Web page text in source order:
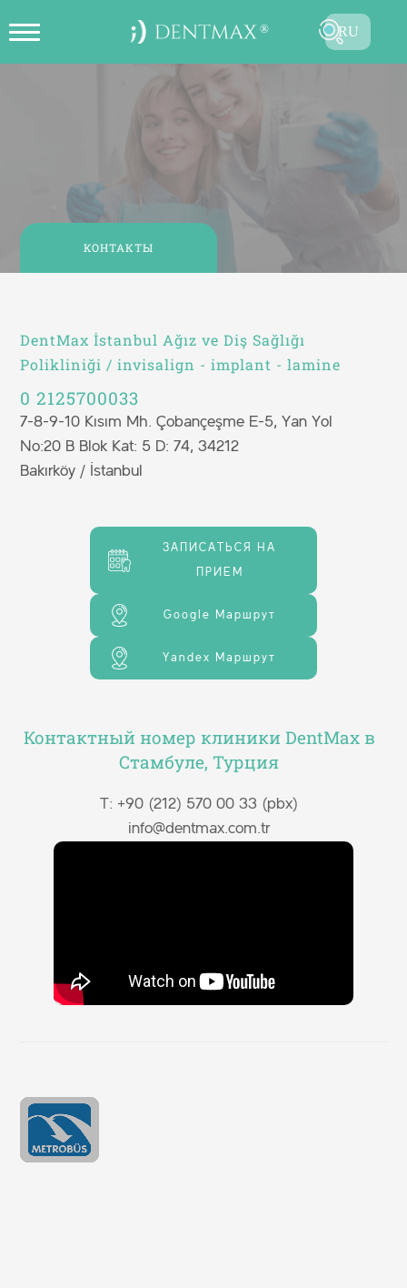
КОНТАКТЫ
RU
TR
ОТПРАВИТЬ
Увидьте вашу новую улыбку за 60 секунд!
ОТПРАВИТЬ ФОТОГРАФИЮ
DentMax İstanbul Ağız ve Diş Sağlığı
Polikliniği / invisalign - implant - lamine
0 2125700033
7-8-9-10 Kısım Mh. Çobançeşme E-5, Yan Yol
No:20 B Blok Kat: 5 D: 74, 34212
Bakırköy / İstanbul
ЗАПИСАТЬСЯ НА
ПРИЕМ
Google Маршрут
Yandex Маршрут
Контактный номер клиники DentMax в
Стамбуле, Турция
T: +90 (212) 570 00 33 (pbx)
info@dentmax.com.tr